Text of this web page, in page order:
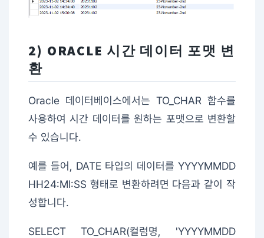
2) ORACLE 시간 데이터 포맷 변
환
Oracle 데이터베이스에서는 TO_CHAR 함수를
사용하여 시간 데이터를 원하는 포맷으로 변환할
수 있습니다.
예를 들어, DATE 타입의 데이터를 YYYYMMDD
HH24:MI:SS 형태로 변환하려면 다음과 같이 작
성합니다.
SELECT TO_CHAR(컬럼명, 'YYYYMMDD